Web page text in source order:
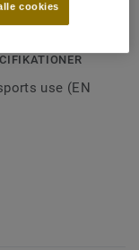
use (EN
cookies